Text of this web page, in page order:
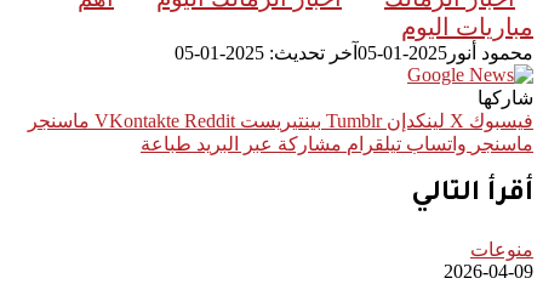
مباريات اليوم
محمود أنور 2025-01-05 آخر تحديث: 2025-01-05
شاركها
فيسبوك ‫X لينكدإن بينتيريست
ماسنجر
ماسنجر واتساب تيلقرام مشاركة عبر البريد طباعة
أقرأ التالي
منوعات
2026-04-09